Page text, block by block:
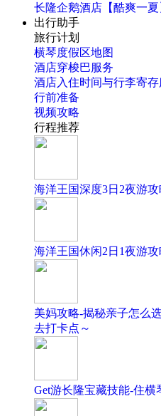
长隆企鹅酒店【酷爽一
出行助手
旅行计划
横琴度假区地图
酒店穿梭巴服务
酒店入住时间与行李寄存
行前准备
视频攻略
行程推荐
海洋王国深度3日2夜游攻
海洋王国休闲2日1夜游
美妈攻略-揭秘亲子怎么
去打卡点～
Get游长隆宝藏技能-住横